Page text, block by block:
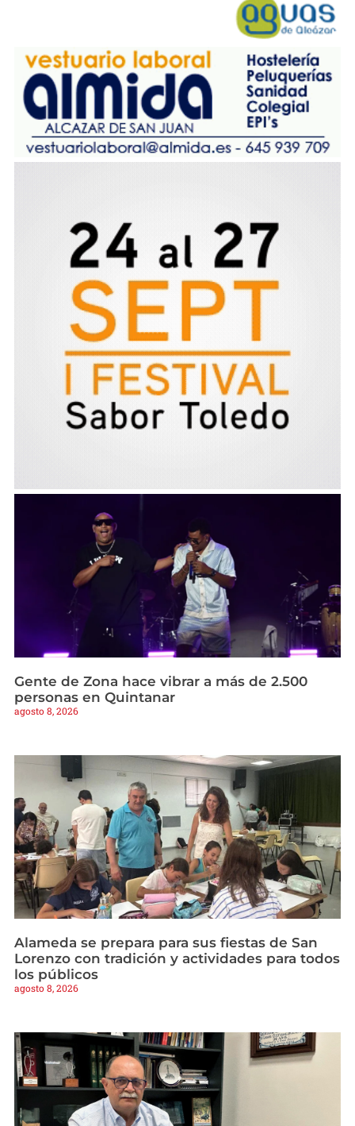
Gente de Zona hace vibrar a más de 2.500
personas en Quintanar
agosto 8, 2026
Alameda se prepara para sus fiestas de San
Lorenzo con tradición y actividades para todos
los públicos
agosto 8, 2026